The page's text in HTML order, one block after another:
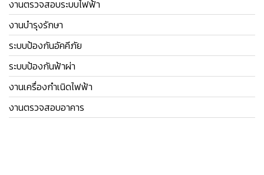
งานตรวจสอบระบบไฟฟ้า
งานบำรุงรักษา
ระบบป้องกันอัคคีภัย
ระบบป้องกันฟ้าผ่า
งานเครื่องกำเนิดไฟฟ้า
งานตรวจสอบอาคาร